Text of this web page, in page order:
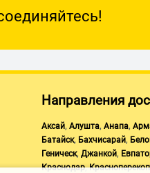
Направления
Аксай, Алушта, Анапа,
Батайск, Бахчисарай,
Геническ, Джанкой,
Краснодар,